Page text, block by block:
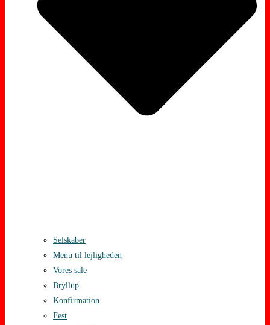
Selskaber
Menu til lejligheden
Vores sale
Bryllup
Konfirmation
Fest